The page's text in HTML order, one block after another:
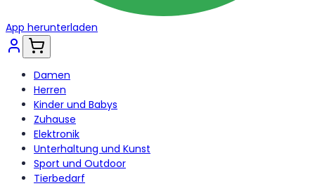
App herunterladen
Damen
Herren
Kinder und Babys
Zuhause
Elektronik
Unterhaltung und Kunst
Sport und Outdoor
Tierbedarf